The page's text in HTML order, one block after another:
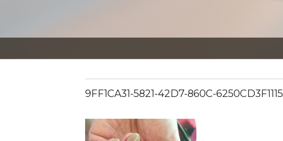
9FF1CA31-5821-42D7-860C-6250CD3F1115